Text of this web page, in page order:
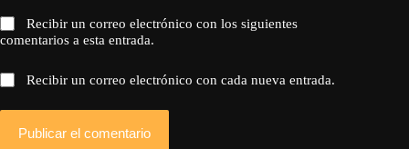
Recibir un correo electrónico con los siguientes
comentarios a esta entrada.
Recibir un correo electrónico con cada nueva entrada.
Publicar el comentario